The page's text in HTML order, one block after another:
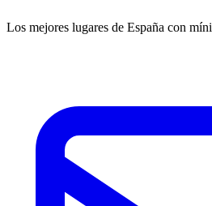
Los mejores lugares de España con